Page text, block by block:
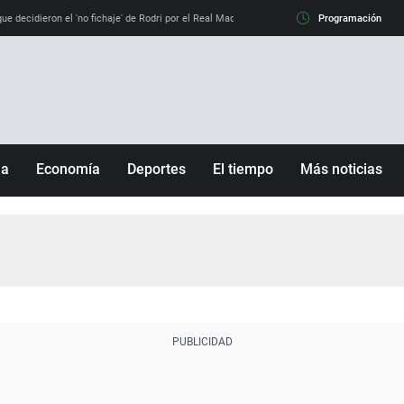
decidieron el 'no fichaje' de Rodri por el Real Madrid y su 'sí' al Barça La llamada
Programación
Economía Deportes El tiempo Más noticias